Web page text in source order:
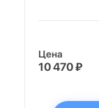
Цена
10 470 ₽